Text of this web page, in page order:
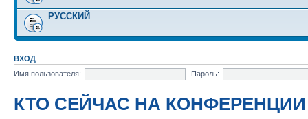
РУССКИЙ
ВХОД
Имя пользователя:
Пароль:
КТО СЕЙЧАС НА КОНФЕРЕНЦИИ